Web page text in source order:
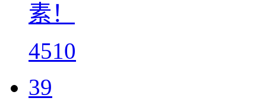
素！
4510
39